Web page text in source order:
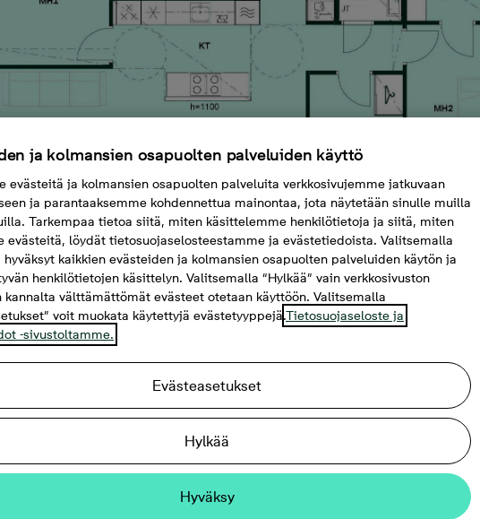
m²
ja kaksi vessaa
ja kolmansien osapuolten palveluiden käyttö
evästeitä ja kolmansien osapuolten palveluita verkkosivujemme jatkuvaan
ja parantaaksemme kohdennettua mainontaa, jota näytetään sinulle muilla
Tarkempaa tietoa siitä, miten käsittelemme henkilötietoja ja siitä, miten
evästeitä, löydät tietosuojaselosteestamme ja evästetiedoista. Valitsemalla
hyväksyt kaikkien evästeiden ja kolmansien osapuolten palveluiden käytön ja
henkilötietojen käsittelyn. Valitsemalla “Hylkää” vain verkkosivuston
kannalta välttämättömät evästeet otetaan käyttöön. Valitsemalla
voit muokata käytettyjä evästetyyppejä.Tietosuojaseloste ja
-sivustoltamme.
Evästeasetukset
Hylkää
Hyväksy